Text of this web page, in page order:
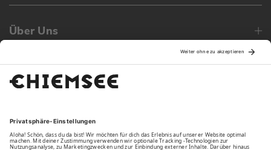
Über Uns
Family
Unsere Vorteile